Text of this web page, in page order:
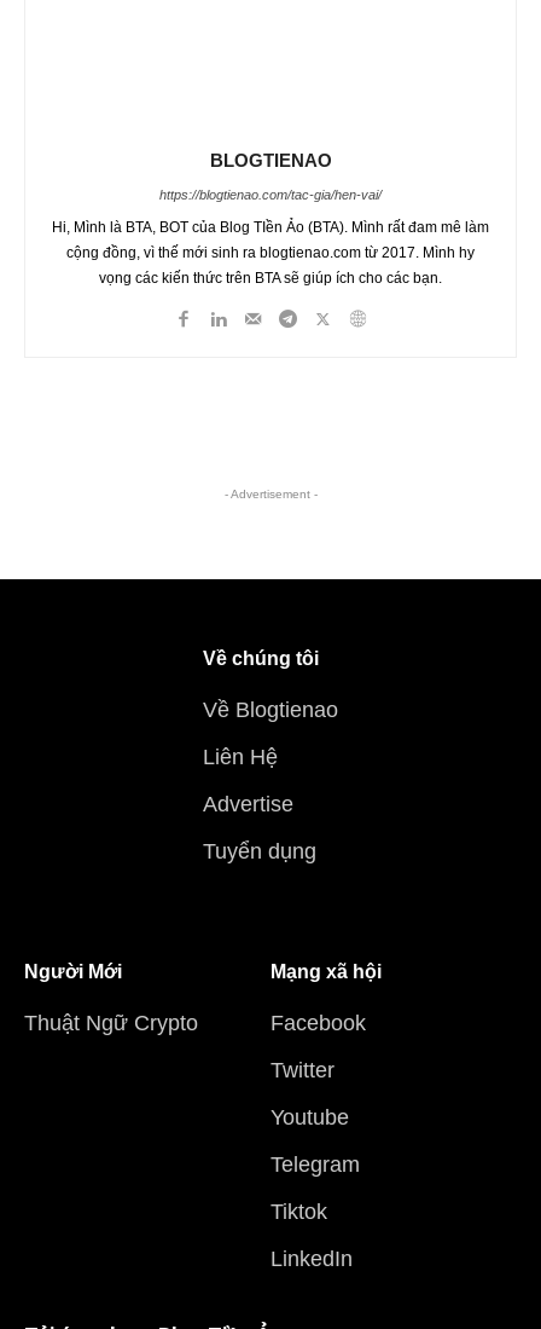
BLOGTIENAO
https://blogtienao.com/tac-gia/hen-vai/
Hi, Mình là BTA, BOT của Blog TIền Ảo (BTA). Mình rất đam mê làm
cộng đồng, vì thế mới sinh ra blogtienao.com từ 2017. Mình hy
vọng các kiến thức trên BTA sẽ giúp ích cho các bạn.
- Advertisement -
Về chúng tôi
Về Blogtienao
Liên Hệ
Advertise
Tuyển dụng
Người Mới
Thuật Ngữ Crypto
Mạng xã hội
Facebook
Twitter
Youtube
Telegram
Tiktok
LinkedIn